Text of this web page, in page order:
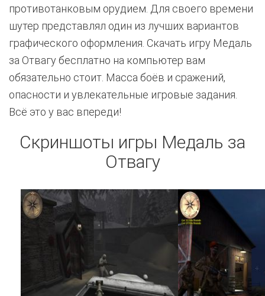
противотанковым орудием. Для своего времени
шутер представлял один из лучших вариантов
графического оформления. Скачать игру Медаль
за Отвагу бесплатно на компьютер вам
обязательно стоит. Масса боёв и сражений,
опасности и увлекательные игровые задания.
Всё это у вас впереди!
Скриншоты игры Медаль за
Отвагу